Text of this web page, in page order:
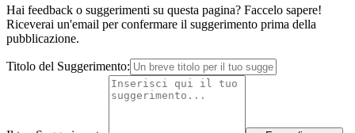
Hai feedback o suggerimenti su questa pagina? Faccelo sapere!
Riceverai un'email per confermare il suggerimento prima della
pubblicazione.
Titolo del Suggerimento: